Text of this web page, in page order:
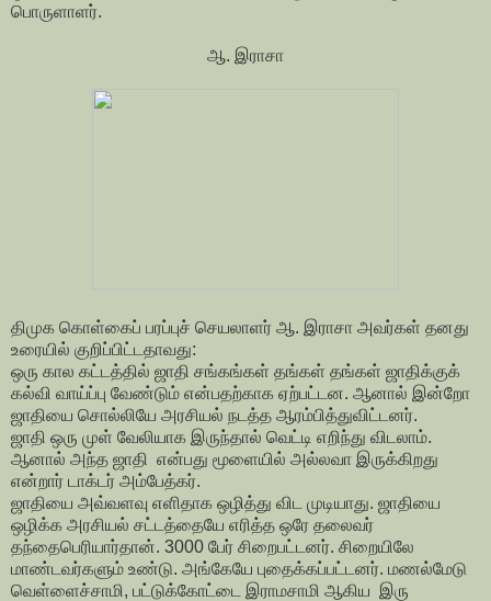
பொருளாளர்.
ஆ. இராசா
திமுக கொள்கைப் பரப்புச் செயலாளர் ஆ. இராசா அவர்கள் தனது
உரையில் குறிப்பிட்டதாவது:
ஒரு கால கட்டத்தில் ஜாதி சங்கங்கள் தங்கள் தங்கள் ஜாதிக்குக்
கல்வி வாய்ப்பு வேண்டும் என்பதற்காக ஏற்பட்டன. ஆனால் இன்றோ
ஜாதியை சொல்லியே அரசியல் நடத்த ஆரம்பித்துவிட்டனர்.
ஜாதி ஒரு முள் வேலியாக இருந்தால் வெட்டி எறிந்து விடலாம்.
ஆனால் அந்த ஜாதி என்பது மூளையில் அல்லவா இருக்கிறது
என்றார் டாக்டர் அம்பேத்கர்.
ஜாதியை அவ்வளவு எளிதாக ஒழித்து விட முடியாது. ஜாதியை
ஒழிக்க அரசியல் சட்டத்தையே எரித்த ஒரே தலைவர்
தந்தைபெரியார்தான். 3000 பேர் சிறைபட்டனர். சிறையிலே
மாண்டவர்களும் உண்டு. அங்கேயே புதைக்கப்பட்டனர். மணல்மேடு
வெள்ளைச்சாமி, பட்டுக்கோட்டை இராமசாமி ஆகிய இரு